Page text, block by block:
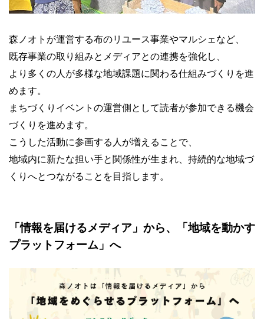
森ノオトが運営する布のリユース事業やマルシェなど、
既存事業の取り組みとメディアとの連携を強化し、
より多くの人が多様な地域課題に関わる仕組みづくりを進
めます。
まちづくりイベントの運営側として読者が参加できる機会
づくりを進めます。
こうした活動に参画する人が増えることで、
地域内に新たな担い手と関係性が生まれ、持続的な地域づ
くりへとつながることを目指します。
「情報を届けるメディア」から、「地域を動かす
プラットフォーム」へ